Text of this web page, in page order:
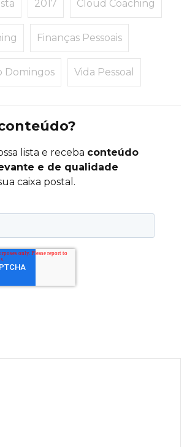
2017 Cloud Coaching
Finanças Pessoais
Domingos Vida Pessoal
lista e receba conteúdo
e de qualidade
caixa postal.